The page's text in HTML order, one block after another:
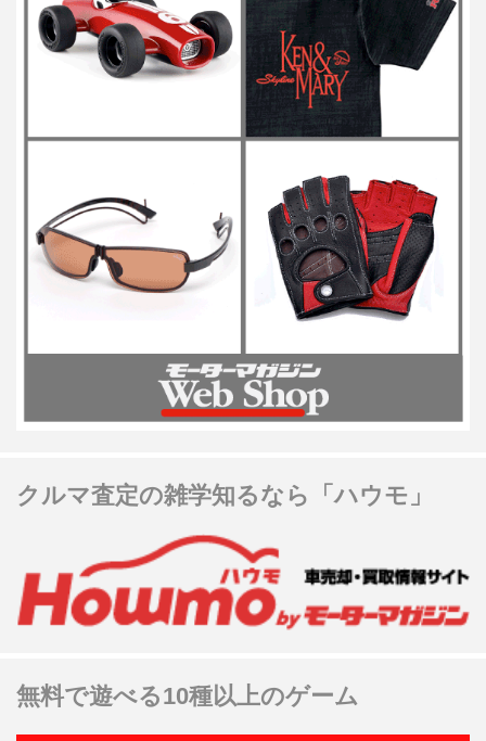
クルマ査定の雑学知るなら「ハウモ」
無料で遊べる10種以上のゲーム